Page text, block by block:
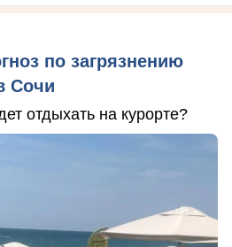
по загрязнению
Сочи
отдыхать на курорте?